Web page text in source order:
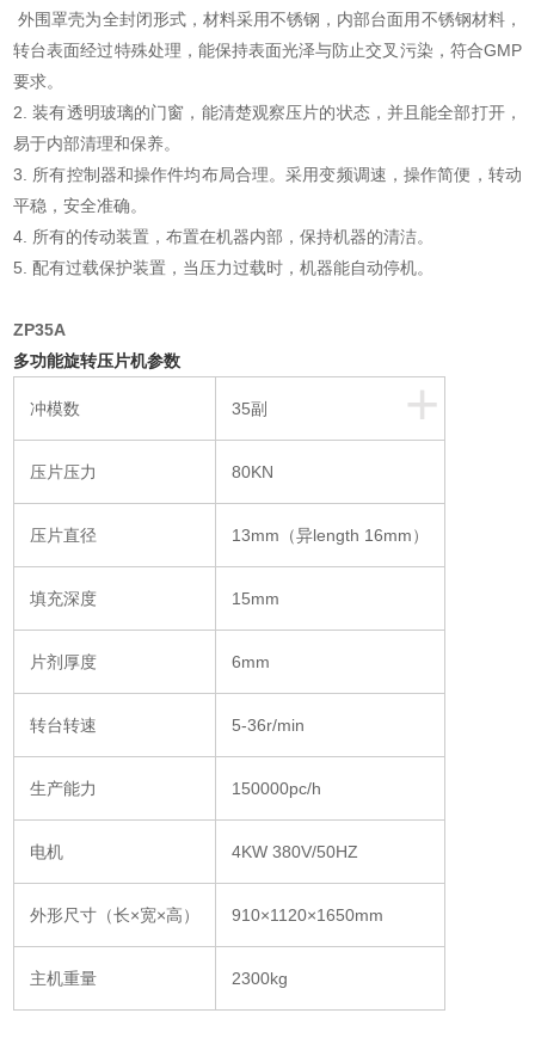
外围罩壳为全封闭形式，材料采用不锈钢，内部台面用不锈钢材料，
转台表面经过特殊处理，能保持表面光泽与防止交叉污染，符合GMP
要求。
2. 装有透明玻璃的门窗，能清楚观察压片的状态，并且能全部打开，
易于内部清理和保养。
3. 所有控制器和操作件均布局合理。采用变频调速，操作简便，转动
平稳，安全准确。
4. 所有的传动装置，布置在机器内部，保持机器的清洁。
5. 配有过载保护装置，当压力过载时，机器能自动停机。
ZP35A
多功能旋转压片机参数
+
冲模数 35副
压片压力 80KN
压片直径 13mm（异length 16mm）
填充深度 15mm
片剂厚度 6mm
转台转速 5-36r/min
生产能力 150000pc/h
电机 4KW 380V/50HZ
外形尺寸（长×宽×高） 910×1120×1650mm
主机重量 2300kg